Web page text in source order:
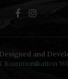
and
Kommunikation